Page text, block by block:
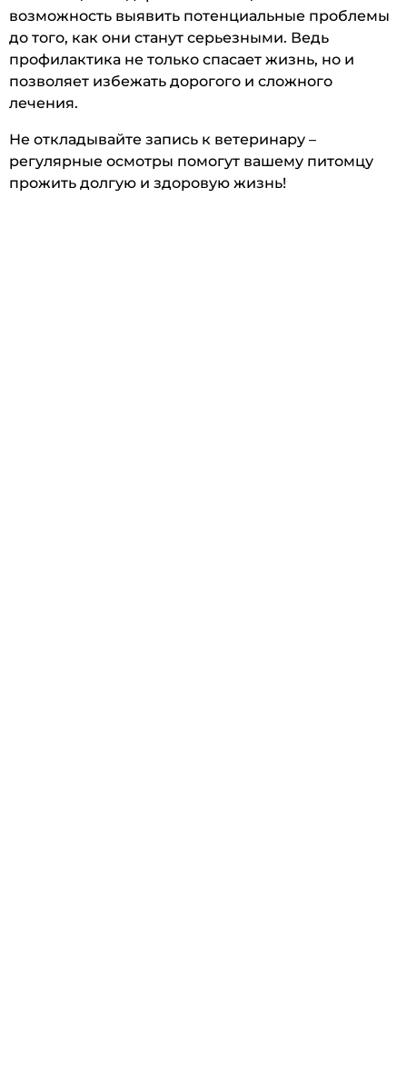
возможность выявить потенциальные проблемы
до того, как они станут серьезными. Ведь
профилактика не только спасает жизнь, но и
позволяет избежать дорогого и сложного
лечения.
Не откладывайте запись к ветеринару –
регулярные осмотры помогут вашему питомцу
прожить долгую и здоровую жизнь!